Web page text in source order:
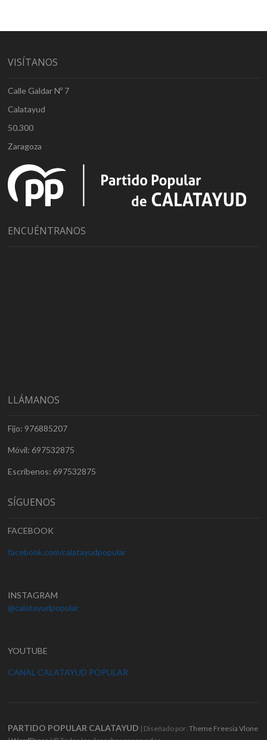
VISÍTANOS
Calle Galdar Nº 7
Calatayud
50.300
Zaragoza
ENCUÉNTRANOS
LLÁMANOS
Fijo: 976885207
Móvil: 697532875
Escríbenos: 697532875
SÍGUENOS
FACEBOOK
facebook.com/calatayudpopular
INSTAGRAM
@calatayudpopular
YOUTUBE
CANAL CALATAYUD POPULAR
PARTIDO POPULAR CALATAYUD | Diseñado por:Theme Freesia Vlone